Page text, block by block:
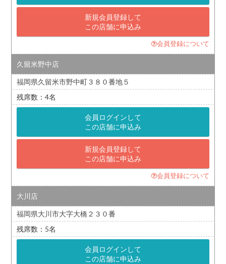
新規会員登録して
この店舗に申込み
会員登録について
久留米野中店
福岡県久留米市野中町３８０番地５
4
会員ログインして
この店舗に申込み
新規会員登録して
この店舗に申込み
会員登録について
大川店
福岡県大川市大字大橋２３０番
5
会員ログインして
この店舗に申込み